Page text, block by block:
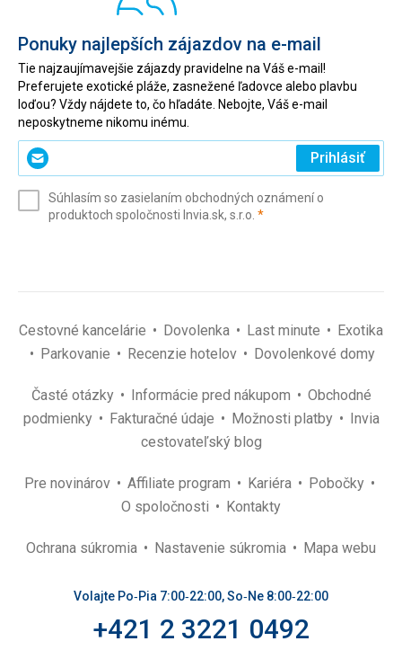
Ponuky najlepších zájazdov na e-mail
Tie najzaujímavejšie zájazdy pravidelne na Váš e-mail!
Preferujete exotické pláže, zasnežené ľadovce alebo plavbu
loďou? Vždy nájdete to, čo hľadáte. Nebojte, Váš e-mail
neposkytneme nikomu inému.
Zadajte
svoj
(povinné)
Prihlásiť
Súhlasím so zasielaním obchodných oznámení o
produktoch spoločnosti Invia.sk, s.r.o. *(povinné)
Cestovné kancelárie Dovolenka Last minute
Exotika
Parkovanie
Recenzie hotelov Dovolenkové domy
Časté otázky Informácie pred nákupom
Obchodné
podmienky
Fakturačné údaje Možnosti platby
Invia
cestovateľský blog
Pre novinárov Affiliate program Kariéra
Pobočky
O spoločnosti
Kontakty
Ochrana súkromia Nastavenie súkromia Mapa webu
Volajte Po‑Pia 7:00‑22:00, So‑Ne 8:00‑22:00
+421 2 3221 0492